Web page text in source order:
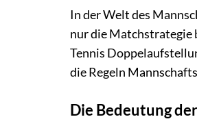
In der Welt des
nur die Matchstrategie
Tennis
die Regeln
Die Bedeutung